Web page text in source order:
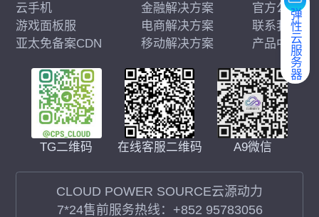
弹性云服务器
TG二维码 在线客服二维码 A9微信
CLOUD POWER SOURCE云源动力
7*24售前服务热线： +852 95783056
云手机
游戏面板服
亚太免备案CDN
金融解决方案
电商解决方案
移动解决方案
官方公告
联系我们
产品中心